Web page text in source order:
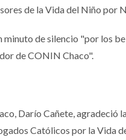
de la Vida del Niño por
minuto de silencio "por los
de CONIN Chaco".
Darío Cañete,
Católicos por la Vida